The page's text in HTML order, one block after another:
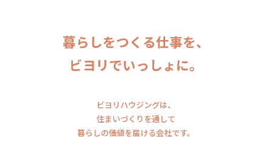
暮らしをつくる仕事を、
ビヨリでいっしょに。
ビヨリハウジングは、
住まいづくりを通して
暮らしの価値を届ける会社です。